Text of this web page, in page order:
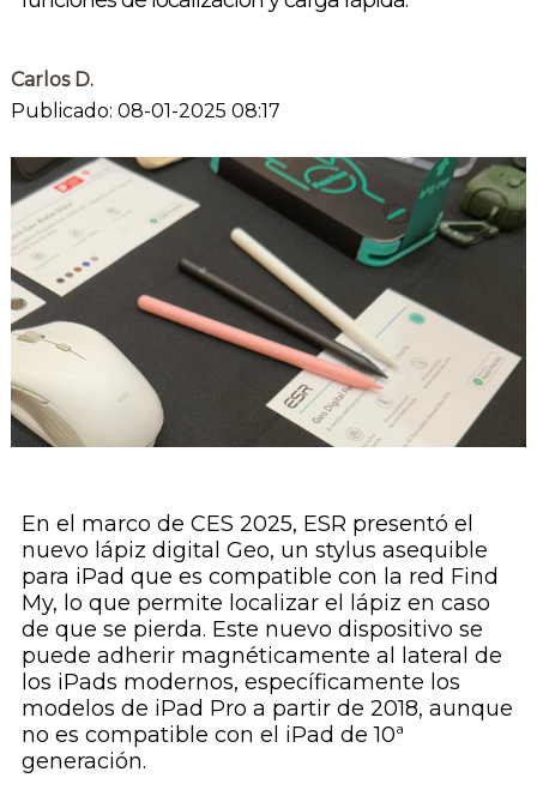
Carlos D.
Publicado: 08-01-2025 08:17
En el marco de CES 2025, ESR presentó el
nuevo lápiz digital Geo, un stylus asequible
para iPad que es compatible con la red Find
My, lo que permite localizar el lápiz en caso
de que se pierda. Este nuevo dispositivo se
puede adherir magnéticamente al lateral de
los iPads modernos, específicamente los
modelos de iPad Pro a partir de 2018, aunque
no es compatible con el iPad de 10ª
generación.